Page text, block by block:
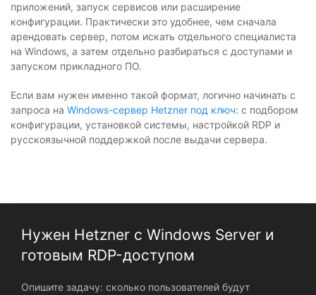
приложений, запуск сервисов или расширение
конфигурации. Практически это удобнее, чем сначала
арендовать сервер, потом искать отдельного специалиста
на Windows, а затем отдельно разбираться с доступами и
запуском прикладного ПО.
Если вам нужен именно такой формат, логично начинать с
запроса на Windows-сервер Hetzner под ключ: с подбором
конфигурации, установкой системы, настройкой RDP и
русскоязычной поддержкой после выдачи сервера.
Нужен Hetzner с Windows Server и
готовым RDP-доступом
Опишите задачу: сколько пользователей будут